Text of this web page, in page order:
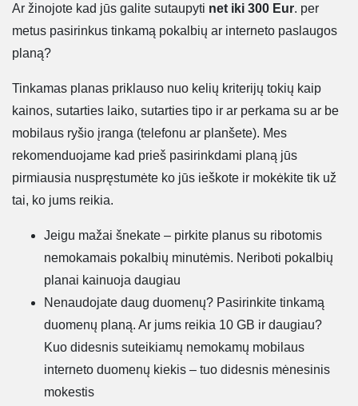
Ar žinojote kad jūs galite sutaupyti net iki 300 Eur. per
metus pasirinkus tinkamą pokalbių ar interneto paslaugos
planą?
Tinkamas planas priklauso nuo kelių kriterijų tokių kaip
kainos, sutarties laiko, sutarties tipo ir ar perkama su ar be
mobilaus ryšio įranga (telefonu ar planšete). Mes
rekomenduojame kad prieš pasirinkdami planą jūs
pirmiausia nuspręstumėte ko jūs ieškote ir mokėkite tik už
tai, ko jums reikia.
Jeigu mažai šnekate – pirkite planus su ribotomis
nemokamais pokalbių minutėmis. Neriboti pokalbių
planai kainuoja daugiau
Nenaudojate daug duomenų? Pasirinkite tinkamą
duomenų planą. Ar jums reikia 10 GB ir daugiau?
Kuo didesnis suteikiamų nemokamų mobilaus
interneto duomenų kiekis – tuo didesnis mėnesinis
mokestis